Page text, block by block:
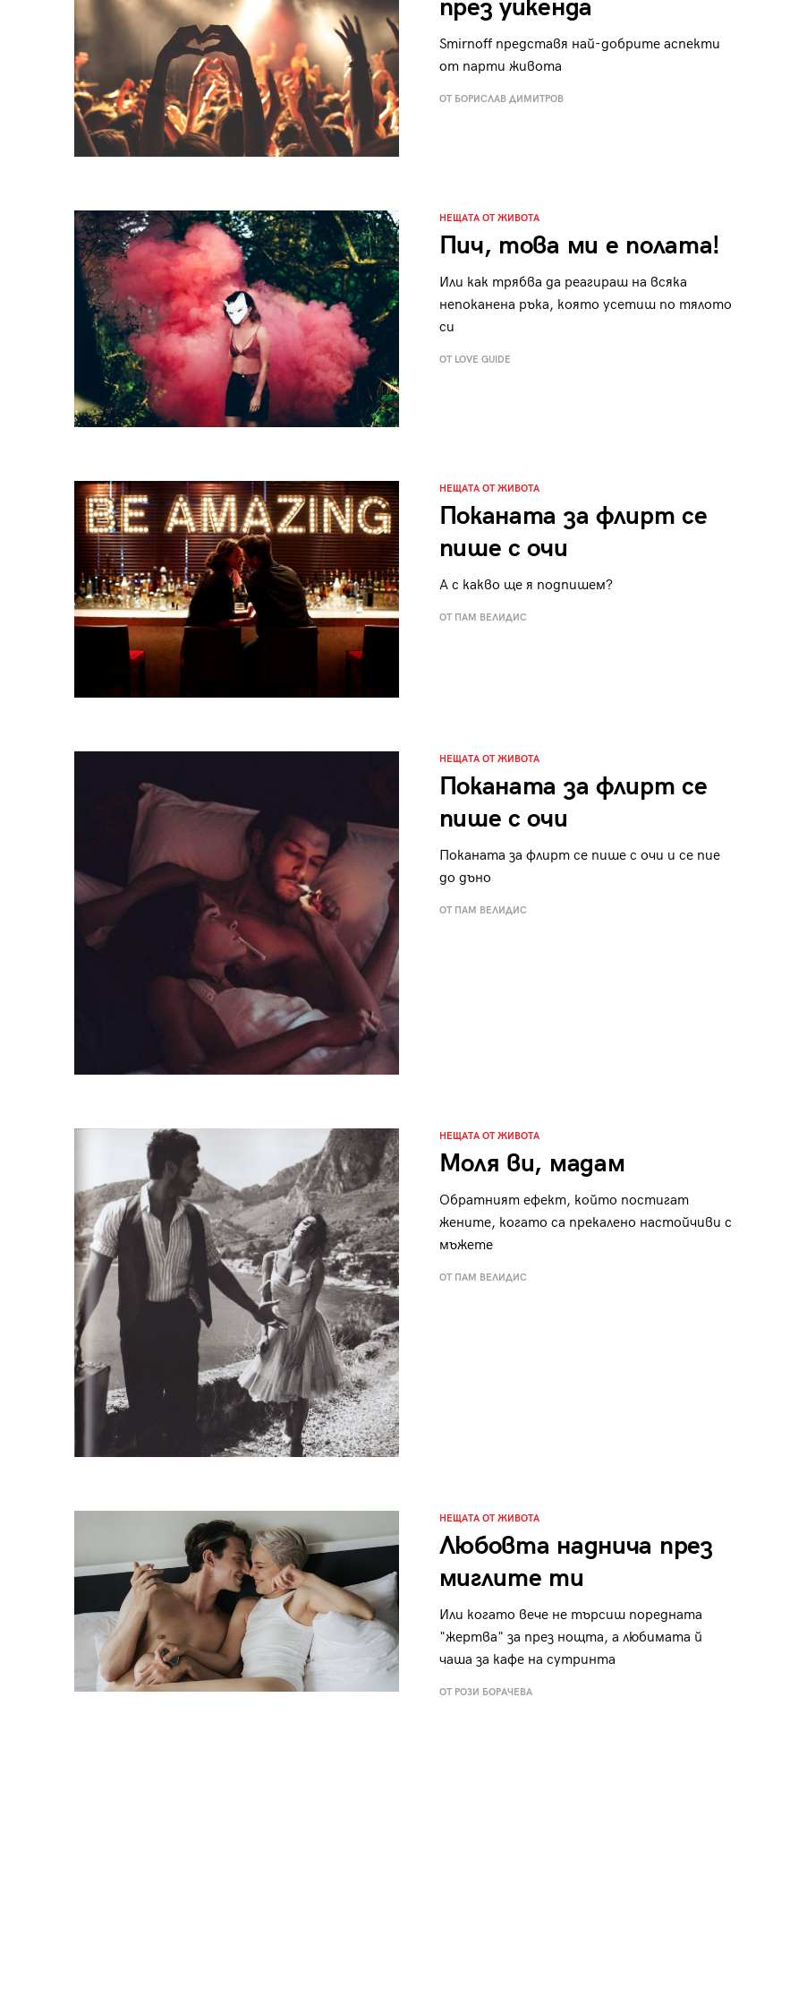
през уикенда
Smirnoff представя най-добрите аспекти
от парти живота
ОТ БОРИСЛАВ ДИМИТРОВ
НЕЩАТА ОТ ЖИВОТА
Пич, това ми е полата!
Или как трябва да реагираш на всяка
непоканена ръка, която усетиш по тялото
си
ОТ LOVE GUIDE
НЕЩАТА ОТ ЖИВОТА
Поканата за флирт се
пише с очи
А с какво ще я подпишем?
ОТ ПАМ ВЕЛИДИС
НЕЩАТА ОТ ЖИВОТА
Поканата за флирт се
пише с очи
Поканата за флирт се пише с очи и се пие
до дъно
ОТ ПАМ ВЕЛИДИС
НЕЩАТА ОТ ЖИВОТА
Моля ви, мадам
Обратният ефект, който постигат
жените, когато са прекалено настойчиви с
мъжете
ОТ ПАМ ВЕЛИДИС
НЕЩАТА ОТ ЖИВОТА
Любовта наднича през
миглите ти
Или когато вече не търсиш поредната
"жертва" за през нощта, а любимата й
чаша за кафе на сутринта
ОТ РОЗИ БОРАЧЕВА